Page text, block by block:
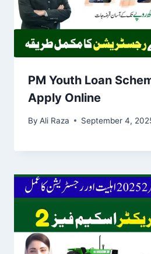
PM Youth Loan
Apply Online
By Ali Raza September 4,